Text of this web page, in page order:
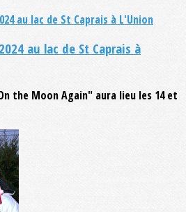
au lac de St Caprais à
the Moon Again" aura lieu les 14 et